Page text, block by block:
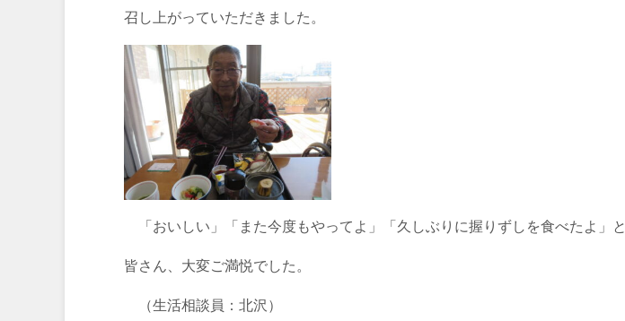
召し上がっていただきました。
「おいしい」「また今度もやってよ」「久しぶりに握りずしを食べたよ」と
皆さん、大変ご満悦でした。
（生活相談員：北沢）